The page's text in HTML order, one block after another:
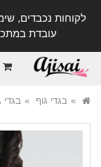
עובדת
בגדי גוף בגדי